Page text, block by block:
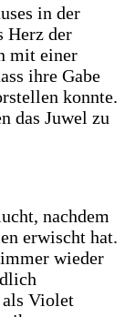
in der
Herz der
mit einer
ihre Gabe
konnte.
das Juwel zu
nachdem
erwischt hat.
wieder
als Violet